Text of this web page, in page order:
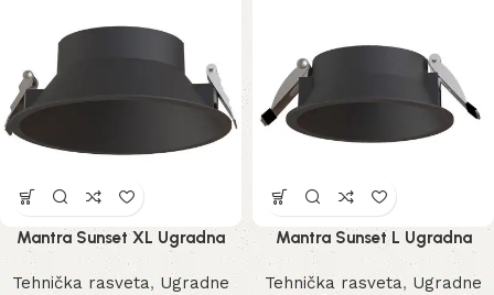
Mantra Sunset XL Ugradna
Lampa
Tehnička rasveta, Ugradne
Mantra Sunset L Ugradna
Lampa
Tehnička rasveta, Ugradne